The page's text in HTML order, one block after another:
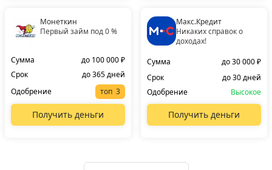
Монеткин
Первый займ под 0 %
Сумма
до 100 000 ₽
Срок
до 365 дней
Одобрение
топ
Получить деньги
Макс.Кредит
Никаких справок о
доходах!
Сумма
до 30 000 ₽
Срок
до 30 дней
Одобрение
Высокое
Получить деньги